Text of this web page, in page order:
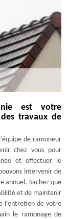
est votre
travaux de
de ramoneur
chez vous pour
et effectuer le
intervenir de
annuel. Sachez que
et de maintenir
l’entretien de votre
le ramonage de